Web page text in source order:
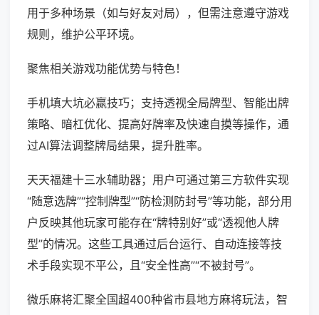
用于多种场景（如与好友对局），但需注意遵守游戏
规则，维护公平环境。
聚焦相关游戏功能优势与特色！
手机填大坑必赢技巧；支持透视全局牌型、智能出牌
策略、暗杠优化、提高好牌率及快速自摸等操作，通
过AI算法调整牌局结果，提升胜率。
天天福建十三水辅助器；用户可通过第三方软件实现
“随意选牌”“控制牌型”“防检测防封号”等功能，部分用
户反映其他玩家可能存在“牌特别好”或“透视他人牌
型”的情况。这些工具通过后台运行、自动连接等技
术手段实现不平公，且“安全性高”“不被封号”。
微乐麻将汇聚全国超400种省市县地方麻将玩法，智